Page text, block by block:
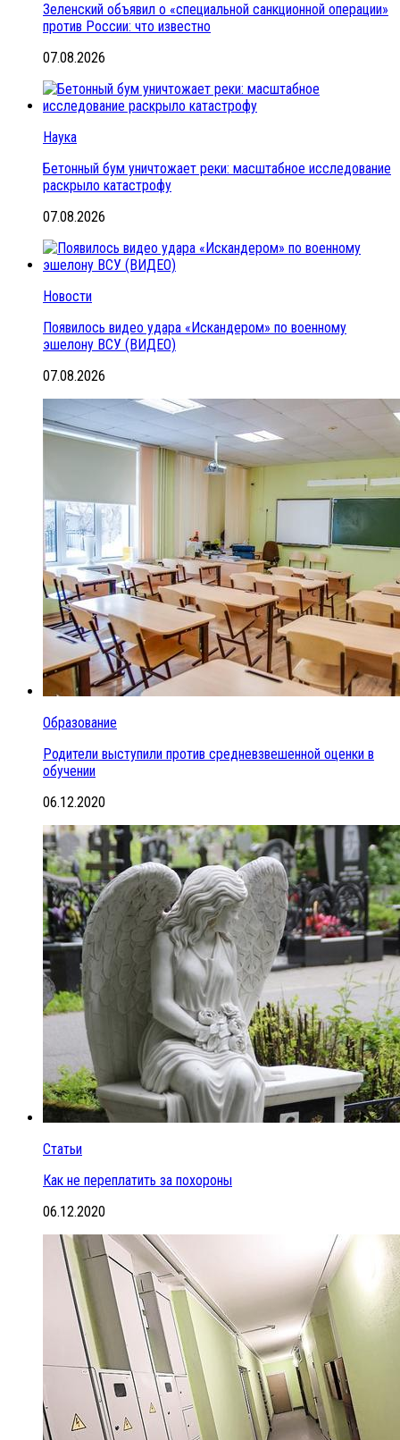
Зеленский объявил о «специальной санкционной операции»
против России: что известно
07.08.2026
Наука
Бетонный бум уничтожает реки: масштабное исследование
раскрыло катастрофу
07.08.2026
Новости
Появилось видео удара «Искандером» по военному
эшелону ВСУ (ВИДЕО)
07.08.2026
Образование
Родители выступили против средневзвешенной оценки в
обучении
06.12.2020
Статьи
Как не переплатить за похороны
06.12.2020